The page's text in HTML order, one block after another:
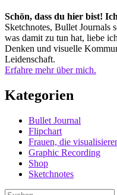
Schön, dass du hier bist!
Sketchnotes, Bullet Journals
was damit zu tun hat, liebe
Denken und visuelle
Leidenschaft.
Erfahre mehr über mich.
Kategorien
Bullet Journal
Flipchart
Frauen, die
Graphic Recording
Shop
Sketchnotes